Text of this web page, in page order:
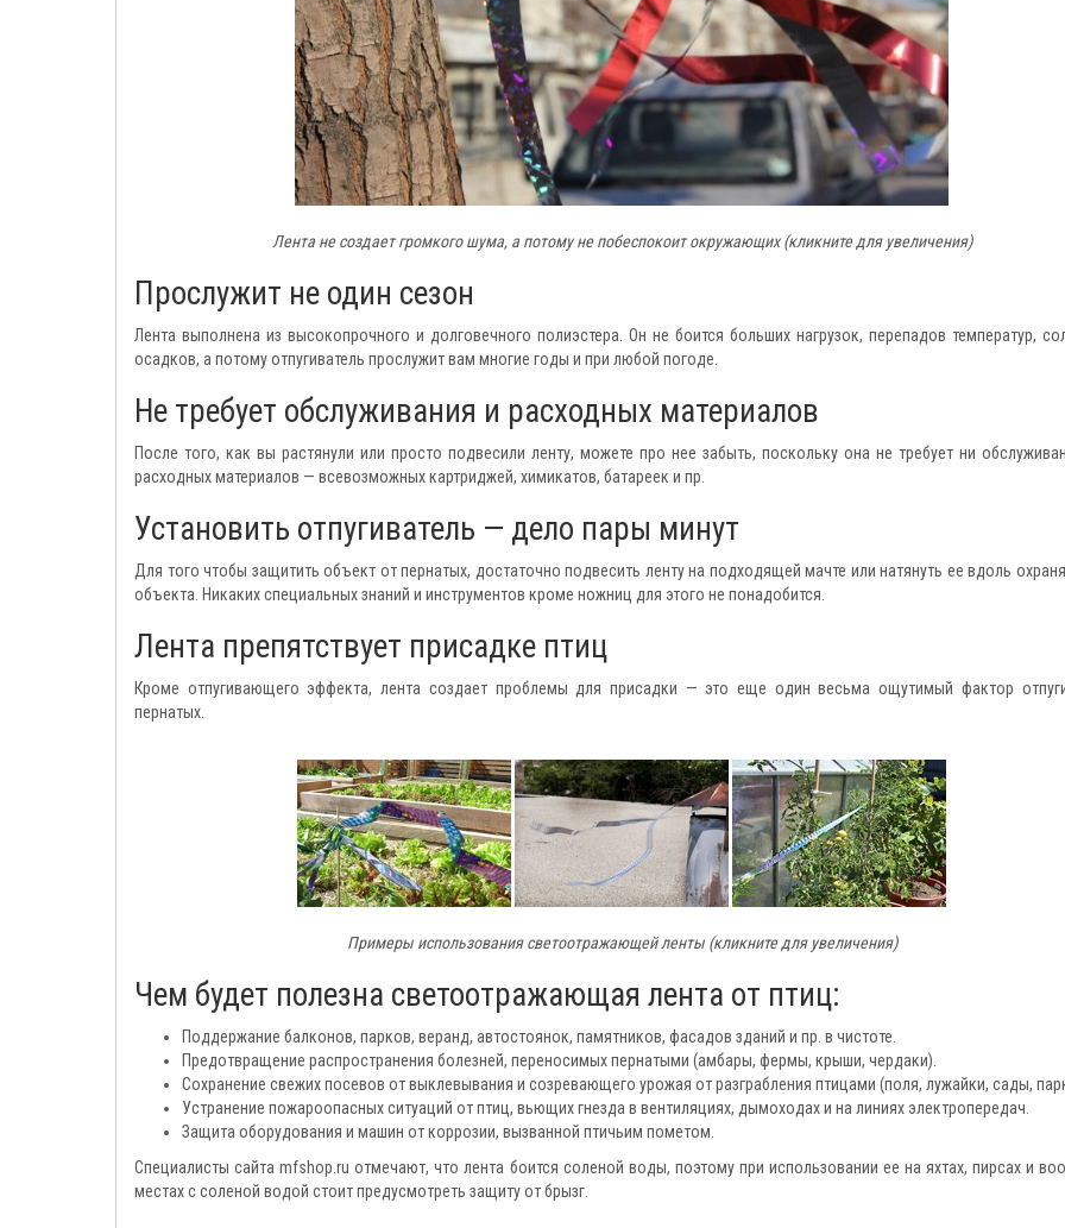
Лента не создает громкого шума, а потому не побеспокоит окружающих (кликните для увеличения)
Прослужит не один сезон
Лента выполнена из высокопрочного и долговечного полиэстера. Он не боится больших нагрузок, перепадов температур,
осадков, а потому отпугиватель прослужит вам многие годы и при любой погоде.
Не требует обслуживания и расходных материалов
После того, как вы растянули или просто подвесили ленту, можете про нее забыть, поскольку она не требует ни
расходных материалов — всевозможных картриджей, химикатов, батареек и пр.
Установить отпугиватель — дело пары минут
Для того чтобы защитить объект от пернатых, достаточно подвесить ленту на подходящей мачте или натянуть ее вдоль
объекта. Никаких специальных знаний и инструментов кроме ножниц для этого не понадобится.
Лента препятствует присадке птиц
Кроме отпугивающего эффекта, лента создает проблемы для присадки — это еще один весьма ощутимый фактор
пернатых.
Примеры использования светоотражающей ленты (кликните для увеличения)
Чем будет полезна светоотражающая лента от птиц:
Поддержание балконов, парков, веранд, автостоянок, памятников, фасадов зданий и пр. в чистоте.
Предотвращение распространения болезней, переносимых пернатыми (амбары, фермы, крыши, чердаки).
Сохранение свежих посевов от выклевывания и созревающего урожая от разграбления птицами (поля, лужайки, сады,
Устранение пожароопасных ситуаций от птиц, вьющих гнезда в вентиляциях, дымоходах и на линиях электропередач.
Защита оборудования и машин от коррозии, вызванной птичьим пометом.
Специалисты сайта mfshop.ru отмечают, что лента боится соленой воды, поэтому при использовании ее на яхтах, пирсах и
местах с соленой водой стоит предусмотреть защиту от брызг.